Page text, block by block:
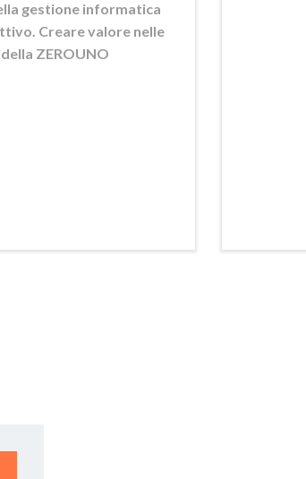
gestione informatica
Creare valore nelle
ZEROUNO